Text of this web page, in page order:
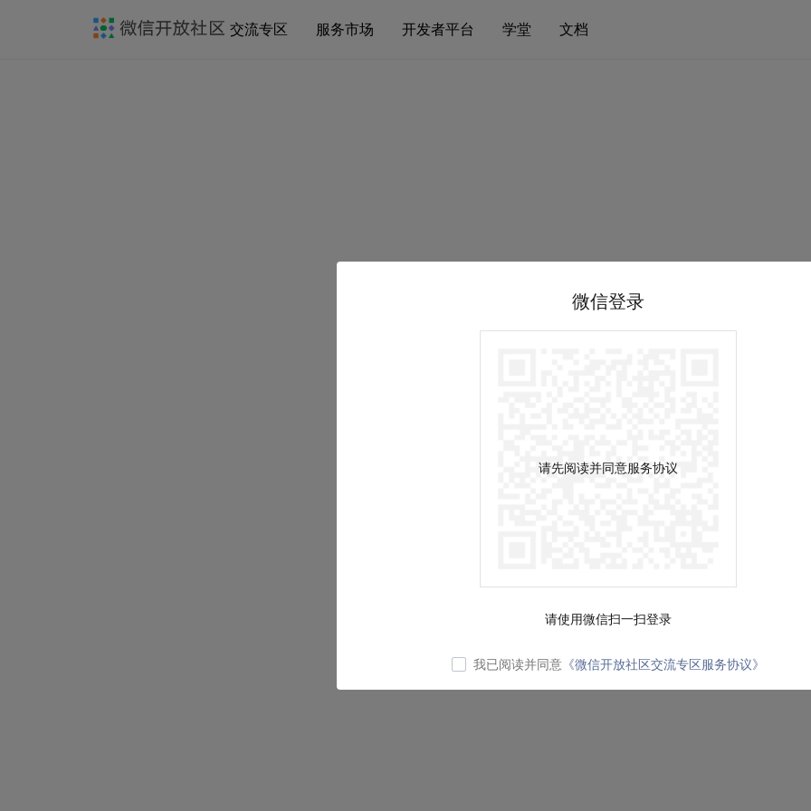
交流专区 服务市场 开发者平台 学堂 文档
微信登录
请先阅读并同意服务协议
请使用微信扫一扫登录
我已阅读并同意 《微信开放社区交流专区服务协议》